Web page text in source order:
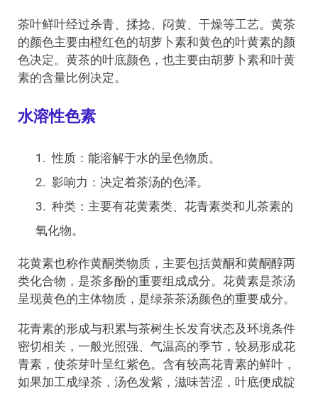
茶叶鲜叶经过杀青、揉捻、闷黄、干燥等工艺。黄茶
的颜色主要由橙红色的胡萝卜素和黄色的叶黄素的颜
色决定。黄茶的叶底颜色，也主要由胡萝卜素和叶黄
素的含量比例决定。
水溶性色素
性质：能溶解于水的呈色物质。
影响力：决定着茶汤的色泽。
种类：主要有花黄素类、花青素类和儿茶素的
氧化物。
花黄素也称作黄酮类物质，主要包括黄酮和黄酮醇两
类化合物，是茶多酚的重要组成成分。花黄素是茶汤
呈现黄色的主体物质，是绿茶茶汤颜色的重要成分。
花青素的形成与积累与茶树生长发育状态及环境条件
密切相关，一般光照强、气温高的季节，较易形成花
青素，使茶芽叶呈红紫色。含有较高花青素的鲜叶，
如果加工成绿茶，汤色发紫，滋味苦涩，叶底便成靛